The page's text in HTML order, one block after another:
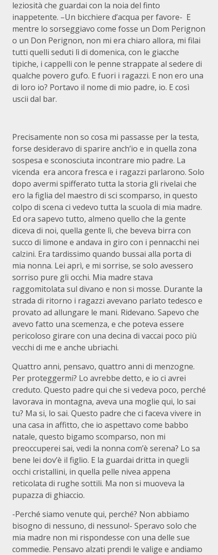
leziosità che guardai con la noia del finto
inappetente. –Un bicchiere d’acqua per favore- E
mentre lo sorseggiavo come fosse un Dom Perignon
o un Don Perignon, non mi era chiaro allora, mi filai
tutti quelli seduti lì di domenica, con le giacche
tipiche, i cappelli con le penne strappate al sedere di
qualche povero gufo. E fuori i ragazzi. E non ero una
di loro io? Portavo il nome di mio padre, io. E così
uscii dal bar.
Precisamente non so cosa mi passasse per la testa,
forse desideravo di sparire anch’io e in quella zona
sospesa e sconosciuta incontrare mio padre. La
vicenda era ancora fresca e i ragazzi parlarono. Solo
dopo avermi spifferato tutta la storia gli rivelai che
ero la figlia del maestro di sci scomparso, in questo
colpo di scena ci vedevo tutta la scuola di mia madre.
Ed ora sapevo tutto, almeno quello che la gente
diceva di noi, quella gente lì, che beveva birra con
succo di limone e andava in giro con i pennacchi nei
calzini. Era tardissimo quando bussai alla porta di
mia nonna. Lei aprì, e mi sorrise, se solo avessero
sorriso pure gli occhi. Mia madre stava
raggomitolata sul divano e non si mosse. Durante la
strada di ritorno i ragazzi avevano parlato tedesco e
provato ad allungare le mani. Ridevano. Sapevo che
avevo fatto una scemenza, e che poteva essere
pericoloso girare con una decina di vaccai poco più
vecchi di me e anche ubriachi.
Quattro anni, pensavo, quattro anni di menzogne.
Per proteggermi? Lo avrebbe detto, e io ci avrei
creduto. Questo padre qui che si vedeva poco, perché
lavorava in montagna, aveva una moglie qui, lo sai
tu? Ma si, lo sai. Questo padre che ci faceva vivere in
una casa in affitto, che io aspettavo come babbo
natale, questo bigamo scomparso, non mi
preoccuperei sai, vedi la nonna com’è serena? Lo sa
bene lei dov’è il figlio. E la guardai dritta in quegli
occhi cristallini, in quella pelle nivea appena
reticolata di rughe sottili. Ma non si muoveva la
pupazza di ghiaccio.
-Perché siamo venute qui, perché? Non abbiamo
bisogno di nessuno, di nessuno!- Speravo solo che
mia madre non mi rispondesse con una delle sue
commedie. Pensavo alzati prendi le valige e andiamo